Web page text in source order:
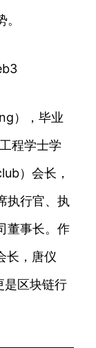
），毕业
程学士学
）会长，
执行官、执
董事长。作
长，唐仪
是区块链行